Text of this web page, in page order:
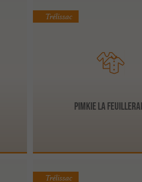
Pimkie La
Trélissac
Trélissac